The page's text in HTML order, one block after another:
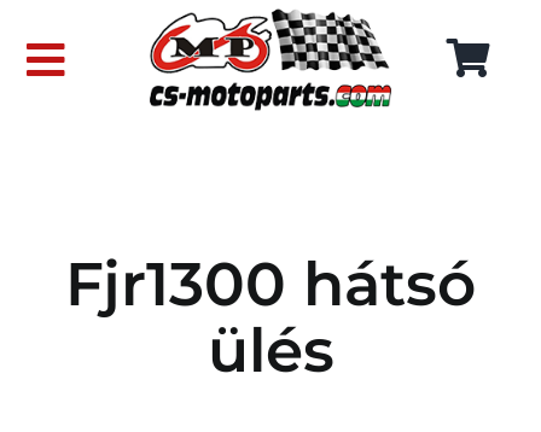
content
Toggle
RÓLUNK
SZÁLLÍTÁSI DÍJAK
Fjr1300 hátsó
ülés